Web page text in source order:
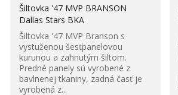
Šiltovka '47 MVP BRANSON
Dallas Stars BKA
Šiltovka '47 MVP Branson s
vystuženou šesťpanelovou
kurunou a zahnutým šiltom.
Predné panely sú vyrobené z
bavlnenej tkaniny, zadná časť je
vyrobená z...